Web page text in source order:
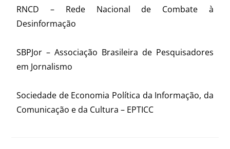
RNCD – Rede Nacional de Combate à
Desinformação
SBPJor – Associação Brasileira de Pesquisadores
em Jornalismo
Sociedade de Economia Política da Informação, da
Comunicação e da Cultura – EPTICC